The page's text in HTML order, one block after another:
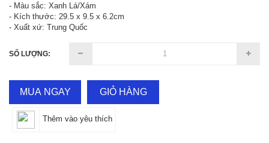
- Màu sắc: Xanh Lá/Xám
- Kích thước: 29.5 x 9.5 x 6.2cm
- Xuất xứ: Trung Quốc
SỐ LƯỢNG:
MUA NGAY GIỎ HÀNG
Thêm vào yêu thích